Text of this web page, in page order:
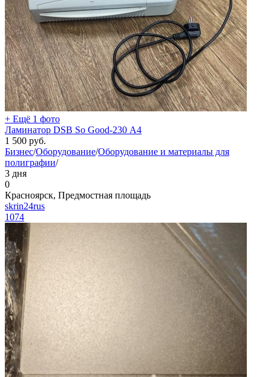
+ Ещё 1 фото
Ламинатор DSB So Good-230 А4
1 500 руб.
Бизнес/Оборудование/Оборудование и материалы для
полиграфии/
3 дня
0
Красноярск, Предмостная площадь
skrin24rus
1074